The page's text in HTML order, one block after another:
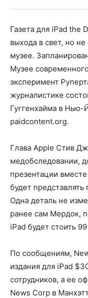
Газета для iPad the
выхода в свет, но
музее.
Музее
эксперимент
журналистике
Гуггенхайма в
paidcontent.org.
Глава Apple Стив
медобследовании,
презентации
будет
Одна деталь не
ранее сам Мердок,
iPad будет стоить
По сообщениям,
издания для iPad
сотрудников, а ее
News Corp в